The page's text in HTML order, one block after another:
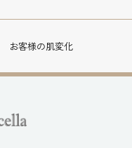
お客様の肌変化